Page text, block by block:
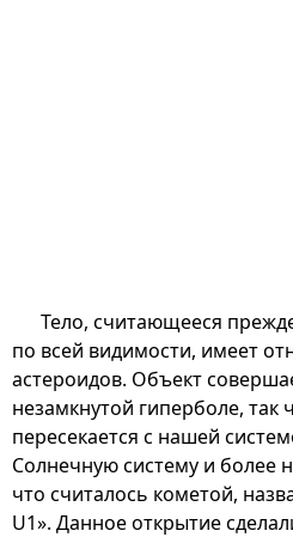
Тело, считающееся
по всей видимости, имеет
астероидов. Объект
незамкнутой гиперболе, так
пересекается с нашей
Солнечную систему и более
что считалось кометой,
U1». Данное открытие